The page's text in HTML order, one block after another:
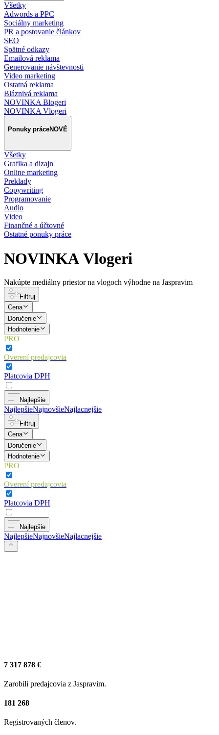
Všetky
Adwords a PPC
Sociálny marketing
PR a postovanie článkov
SEO
Spätné odkazy
Emailová reklama
Generovanie návštevnosti
Video marketing
Ostatná reklama
Bláznivá reklama
NOVINKA Blogeri
NOVINKA Vlogeri
Ponuky práceNOVÉ
Všetky
Grafika a dizajn
Online marketing
Preklady
Copywriting
Programovanie
Audio
Video
Finančné a účtovné
Ostatné ponuky práce
NOVINKA Vlogeri
Nakúpte mediálny priestor na vlogoch výhodne na Jaspravim
Filtruj
Cena
Doručenie
Hodnotenie
PRO
Overení predajcovia
Platcovia DPH
Najlepšie
NajlepšieNajnovšieNajlacnejšie
Filtruj
Cena
Doručenie
Hodnotenie
PRO
Overení predajcovia
Platcovia DPH
Najlepšie
NajlepšieNajnovšieNajlacnejšie
7 317 878 €
Zarobili predajcovia z Jaspravim.
181 268
Registrovaných členov.